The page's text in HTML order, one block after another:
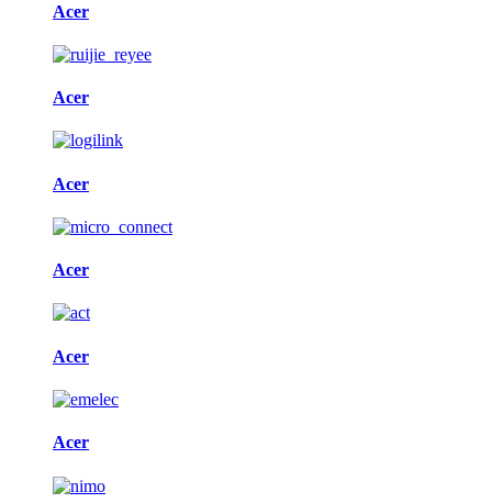
Acer
Acer
Acer
Acer
Acer
Acer